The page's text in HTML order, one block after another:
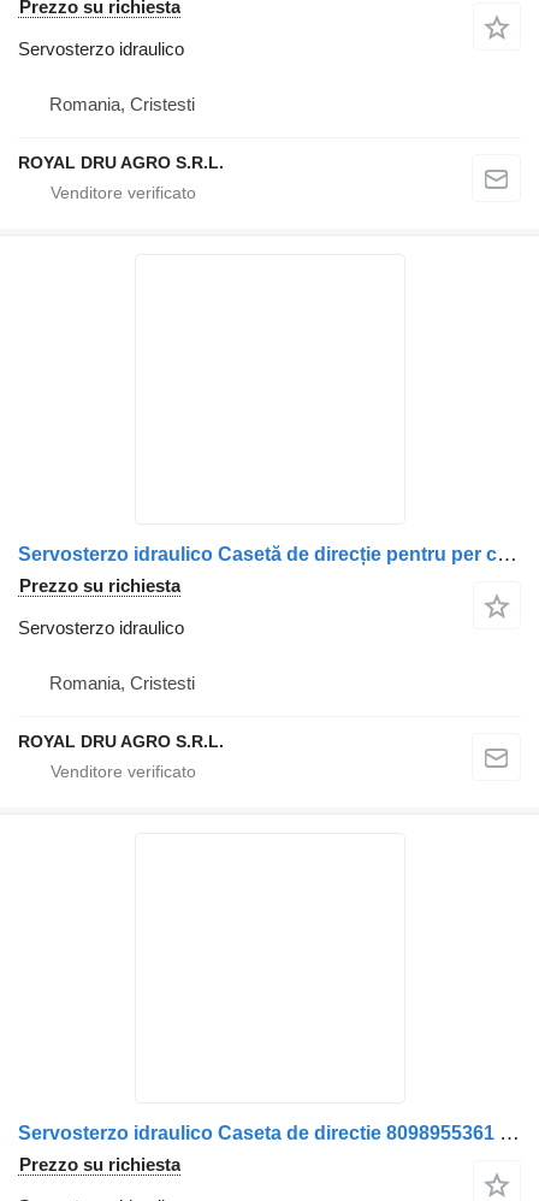
Prezzo su richiesta
Servosterzo idraulico
Romania, Cristesti
ROYAL DRU AGRO S.R.L.
Servosterzo idraulico Casetă de direcție pentru per camion Scania
Prezzo su richiesta
Servosterzo idraulico
Romania, Cristesti
ROYAL DRU AGRO S.R.L.
Servosterzo idraulico Caseta de directie 8098955361 per camion Scania 8098 955 361
Prezzo su richiesta